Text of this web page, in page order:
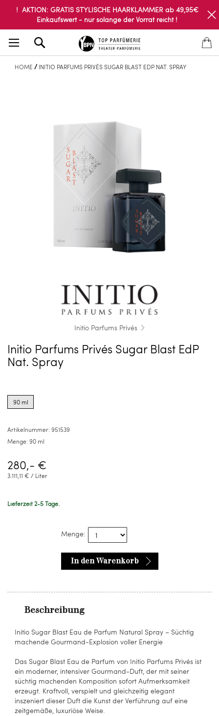
! AKTION: GRATIS STYLISCHE HAARKLAMMER ab 49,95€
Einkaufswert - nur solange der Vorrat reicht !
HOME INITIO PARFUMS PRIVÉS SUGAR BLAST EDP NAT. SPRAY
Initio Parfums Privés
Initio Parfums Privés Sugar Blast EdP
Nat. Spray
options
for90 ml
Artikelnummer: 951539
Menge: 90 ml
280,- €
3.111,11 € / Liter
Lieferzeit 2-5 Tage.
Menge:
In den Warenkorb
Beschreibung
Initio Sugar Blast Eau de Parfum Natural Spray – Süchtig
machende Gourmand-Explosion voller Energie
Das Sugar Blast Eau de Parfum von Initio Parfums Privés ist
ein moderner, intensiver Gourmand-Duft, der mit seiner
süchtig machenden Komposition sofort Aufmerksamkeit
erzeugt. Kraftvoll, verspielt und gleichzeitig elegant
inszeniert dieser Duft die Kunst der Verführung auf eine
zeitgemäße, luxuriöse Weise.